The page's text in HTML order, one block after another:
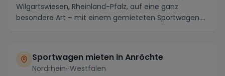
Wilgartswiesen, Rheinland-Pfalz, auf eine ganz
besondere Art – mit einem gemieteten Sportwagen.
Sportwagen mieten in Anröchte
Nordrhein-Westfalen